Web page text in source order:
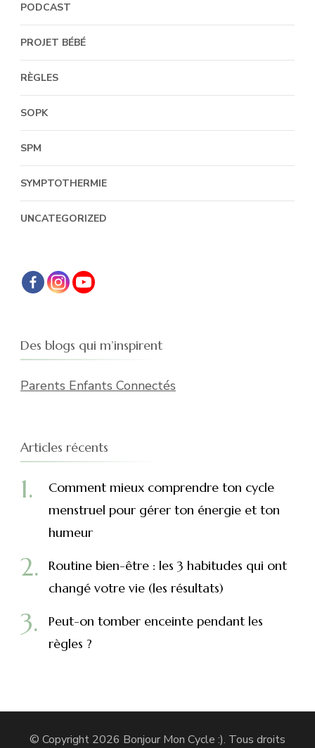
PODCAST
PROJET BÉBÉ
RÈGLES
SOPK
SPM
SYMPTOTHERMIE
UNCATEGORIZED
Des blogs qui m’inspirent
Parents Enfants Connectés
Articles récents
Comment mieux comprendre ton cycle
menstruel pour gérer ton énergie et ton
humeur
Routine bien-être : les 3 habitudes qui ont
changé votre vie (les résultats)
Peut-on tomber enceinte pendant les
règles ?
© Copyright 2026 Bonjour Mon Cycle :). Tous droits